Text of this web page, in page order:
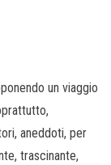
un viaggio
aneddoti, per
trascinante,